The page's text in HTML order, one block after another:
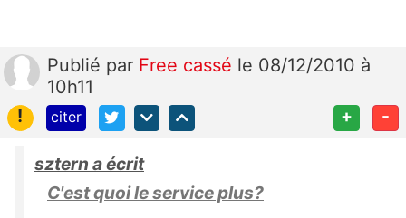
Publié par Free cassé le 08/12/2010 à
10h11
!
citer + -
sztern a écrit
C'est quoi le service plus?